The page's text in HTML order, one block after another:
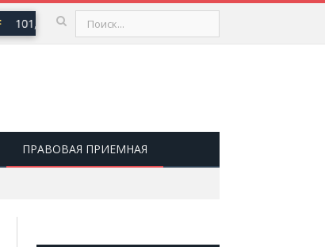
₽ ▲ 0,64 USD
ПРАВОВАЯ ПРИЕМНАЯ